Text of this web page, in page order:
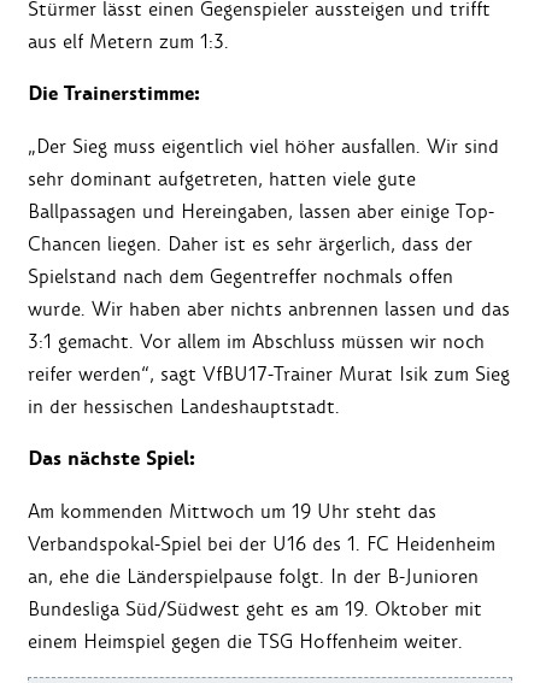
Stürmer lässt einen Gegenspieler aussteigen und trifft
aus elf Metern zum 1:3.
Die Trainerstimme:
„Der Sieg muss eigentlich viel höher ausfallen. Wir sind
sehr dominant aufgetreten, hatten viele gute
Ballpassagen und Hereingaben, lassen aber einige Top-
Chancen liegen. Daher ist es sehr ärgerlich, dass der
Spielstand nach dem Gegentreffer nochmals offen
wurde. Wir haben aber nichts anbrennen lassen und das
3:1 gemacht. Vor allem im Abschluss müssen wir noch
reifer werden“, sagt VfBU17-Trainer Murat Isik zum Sieg
in der hessischen Landeshauptstadt.
Das nächste Spiel:
Am kommenden Mittwoch um 19 Uhr steht das
Verbandspokal-Spiel bei der U16 des 1. FC Heidenheim
an, ehe die Länderspielpause folgt. In der B-Junioren
Bundesliga Süd/Südwest geht es am 19. Oktober mit
einem Heimspiel gegen die TSG Hoffenheim weiter.